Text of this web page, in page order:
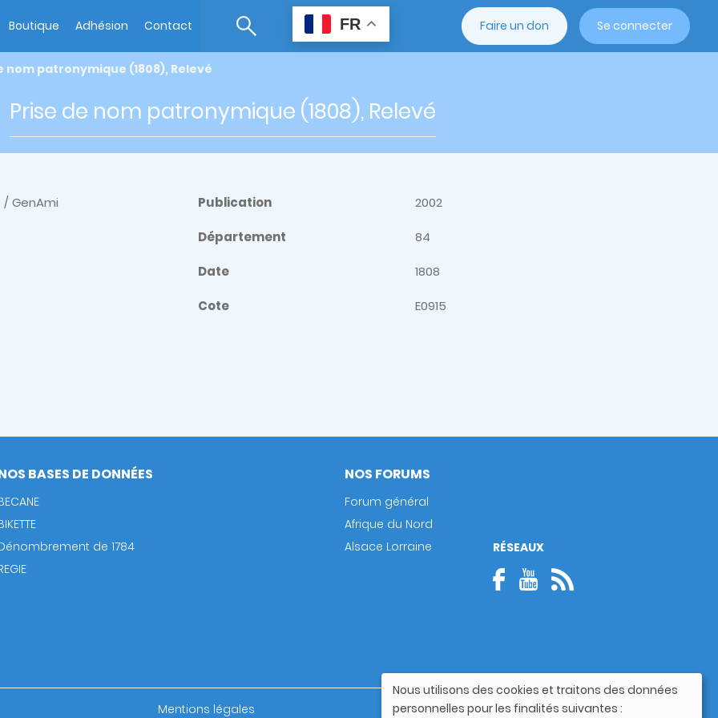
Boutique Adhésion Contact FR Faire un don Se connecter
nom patronymique (1808), Relevé
Prise de nom patronymique (1808), Relevé
/ GenAmi Publication 2002
Département 84
Date 1808
Cote E0915
BASES DE DONNÉES
de 1784
NOS FORUMS
Forum général
Afrique du Nord
Alsace Lorraine
RÉSEAUX
bottom
Mentions légales Guide utilisateur
Utilisation
Nous utilisons des cookies et traitons des données
personnelles pour les finalités suivantes :